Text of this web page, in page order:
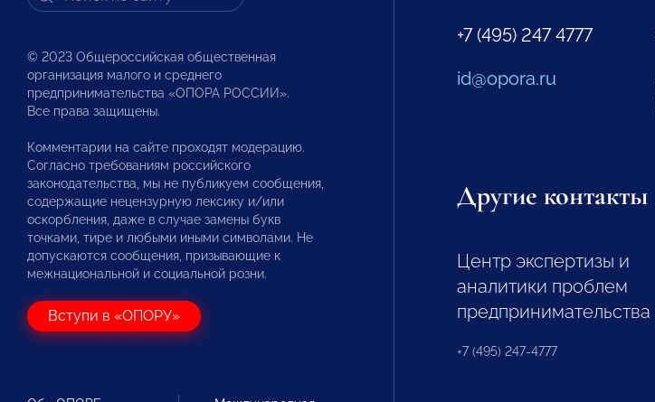
© 2023 Общероссийская общественная
организация малого и среднего
предпринимательства «ОПОРА РОССИИ».
Все права защищены.
Комментарии на сайте проходят модерацию.
Согласно требованиям российского
законодательства, мы не публикуем сообщения,
содержащие нецензурную лексику и/или
оскорбления, даже в случае замены букв
точками, тире и любыми иными символами. Не
допускаются сообщения, призывающие к
межнациональной и социальной розни.
Вступи в «ОПОРУ»
+7 (495) 247 4777
id@opora.ru
Другие контакты
Центр экспертизы и
аналитики проблем
предпринимательства
+7 (495) 247-4777